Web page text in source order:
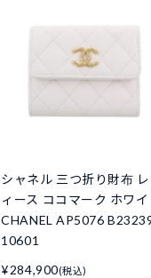
シャネル 三つ折り財布
ィース ココマーク ホワイ
CHANEL AP5076
10601
¥284,900(税込)